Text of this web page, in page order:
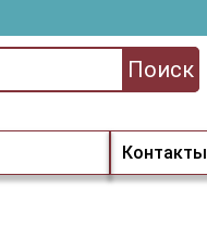
Контакты
Поиск